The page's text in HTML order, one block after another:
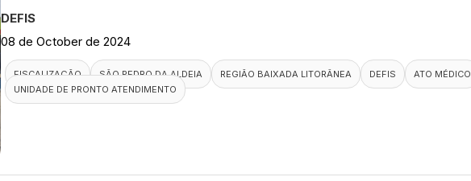
DEFIS
08 de October de 2024
FISCALIZAÇÃO SÃO PEDRO DA ALDEIA REGIÃO BAIXADA LITORÂNEA DEFIS
ATO MÉDICO
UNIDADE DE PRONTO ATENDIMENTO